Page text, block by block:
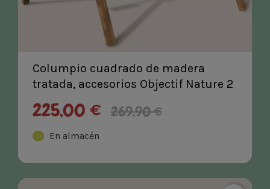
Columpio cuadrado de madera
tratada, accesorios Objectif Nature 2
- Ámbar
225,00 € 269,90 €
En almacén